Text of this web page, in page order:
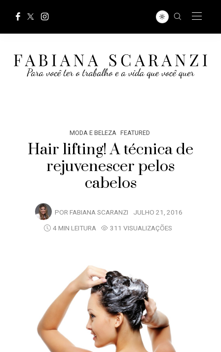
MODA E BELEZA FEATURED
Hair lifting! A técnica de
rejuvenescer pelos
cabelos
POR FABIANA SCARANZI JULHO 21, 2016
4 MIN LEITURA
311 VISUALIZAÇÕES